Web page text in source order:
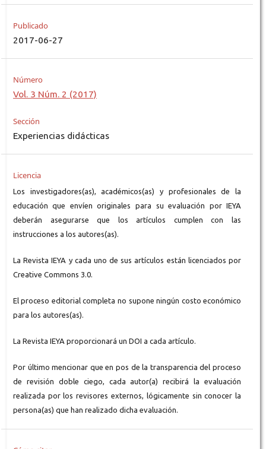
Publicado
2017-06-27
Número
Vol. 3 Núm. 2 (2017)
Sección
Experiencias didácticas
Licencia
Los investigadores(as), académicos(as) y profesionales de la
educación que envíen originales para su evaluación por IEYA
deberán asegurarse que los artículos cumplen con las
instrucciones a los autores(as).
La Revista IEYA y cada uno de sus artículos están licenciados por
Creative Commons 3.0.
El proceso editorial completa no supone ningún costo económico
para los autores(as).
La Revista IEYA proporcionará un DOI a cada artículo.
Por último mencionar que en pos de la transparencia del proceso
de revisión doble ciego, cada autor(a) recibirá la evaluación
realizada por los revisores externos, lógicamente sin conocer la
persona(as) que han realizado dicha evaluación.